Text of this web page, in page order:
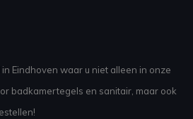
Eindhoven waar u niet alleen in onze
badkamertegels en sanitair, maar ook